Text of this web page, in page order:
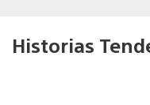
Historias